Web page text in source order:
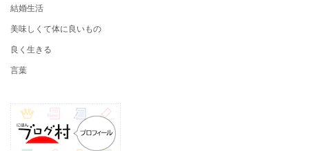
結婚生活
美味しくて体に良いもの
良く生きる
言葉